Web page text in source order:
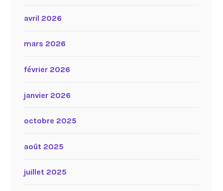
avril 2026
mars 2026
février 2026
janvier 2026
octobre 2025
août 2025
juillet 2025